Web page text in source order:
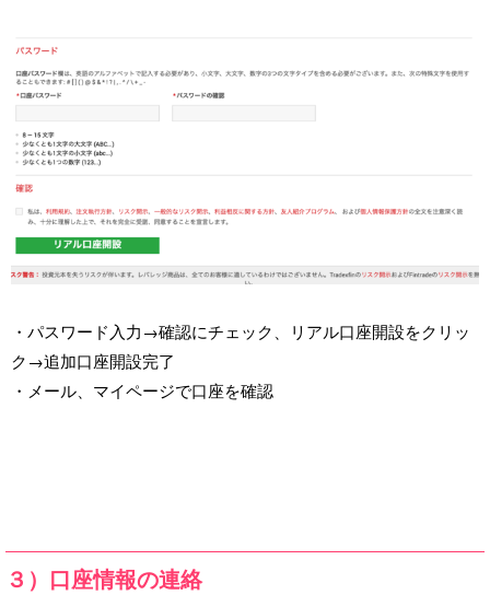
・パスワード入力→確認にチェック、リアル口座開設をクリッ
ク→追加口座開設完了
・メール、マイページで口座を確認
３）口座情報の連絡